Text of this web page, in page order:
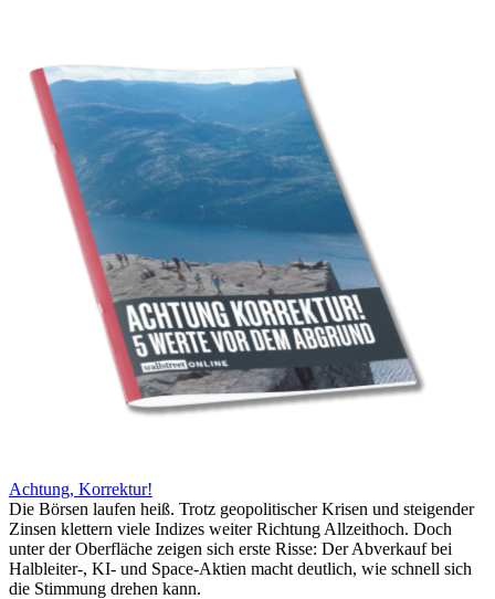
Achtung, Korrektur!
Die Börsen laufen heiß. Trotz geopolitischer Krisen und steigender
Zinsen klettern viele Indizes weiter Richtung Allzeithoch. Doch
unter der Oberfläche zeigen sich erste Risse: Der Abverkauf bei
Halbleiter-, KI- und Space-Aktien macht deutlich, wie schnell sich
die Stimmung drehen kann.